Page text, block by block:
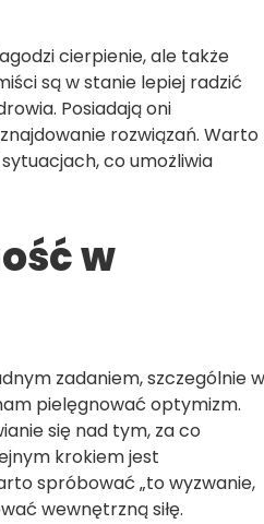
cierpienie, ale także
są w stanie lepiej radzić
Posiadają oni
rozwiązań. Warto
co umożliwia
w
zadaniem, szczególnie w
pielęgnować optymizm.
się nad tym, za co
krokiem jest
spróbować „to wyzwanie,
wewnętrzną siłę.